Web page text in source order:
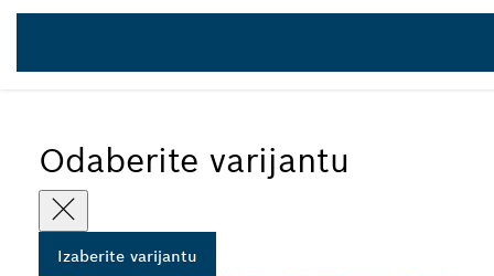
...
Kompleti HSS-AlTiN stepenastih burgija sa prihvatom sa 3
Odaberite varijantu
Izaberite varijantu